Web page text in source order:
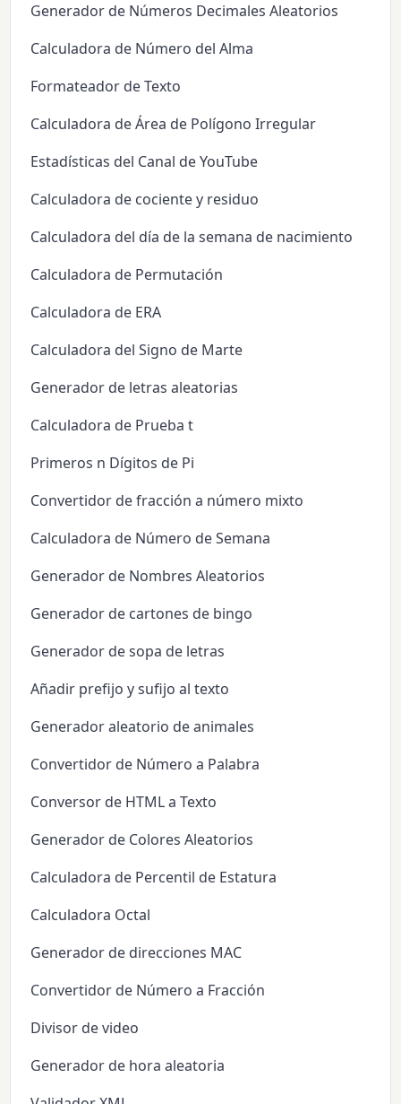
Generador de Números Decimales Aleatorios
Calculadora de Número del Alma
Formateador de Texto
Calculadora de Área de Polígono Irregular
Estadísticas del Canal de YouTube
Calculadora de cociente y residuo
Calculadora del día de la semana de nacimiento
Calculadora de Permutación
Calculadora de ERA
Calculadora del Signo de Marte
Generador de letras aleatorias
Calculadora de Prueba t
Primeros n Dígitos de Pi
Convertidor de fracción a número mixto
Calculadora de Número de Semana
Generador de Nombres Aleatorios
Generador de cartones de bingo
Generador de sopa de letras
Añadir prefijo y sufijo al texto
Generador aleatorio de animales
Convertidor de Número a Palabra
Conversor de HTML a Texto
Generador de Colores Aleatorios
Calculadora de Percentil de Estatura
Calculadora Octal
Generador de direcciones MAC
Convertidor de Número a Fracción
Divisor de video
Generador de hora aleatoria